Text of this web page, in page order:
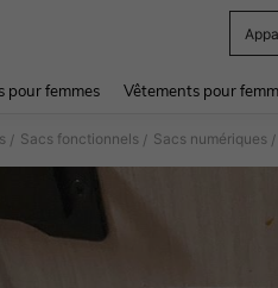
pour femmes Vêtements pour
/ Sacs fonctionnels / Sacs numériques /